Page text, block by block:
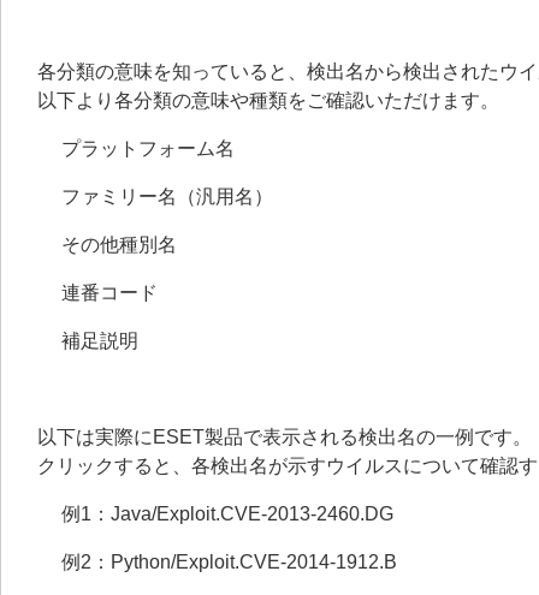
各分類の意味を知っていると、検出名から検出されたウ
以下より各分類の意味や種類をご確認いただけます。
プラットフォーム名
ファミリー名（汎用名）
その他種別名
連番コード
補足説明
以下は実際にESET製品で表示される検出名の一例です。
クリックすると、各検出名が示すウイルスについて確認
例1：Java/Exploit.CVE-2013-2460.DG
例2：Python/Exploit.CVE-2014-1912.B